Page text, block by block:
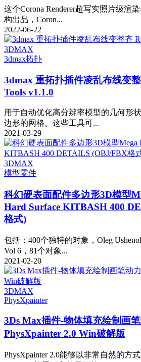
这个Corona Renderer超写实照片级渲
构出品，Coron...
2022-06-22
3DMAX
3dmax拓扑
3dmax 重拓扑插件凌乱布线变
Tools v1.1.0
用于自动优化高分辨率模型的几何形
边形的网格。这些工具可...
2021-03-29
3DMAX
模型零件
科幻硬表面配件多边形3D模型
Hard Surface KITBASH 400
格式)
包括：400个独特的对象，Oleg
Vol 6，81个对象...
2021-02-20
3DMAX
PhysXpainter
3Ds Max插件-物体填充绘制画
PhysXpainter 2.0 Win破解版
PhysXpainter 2.0能够以非常自然的方